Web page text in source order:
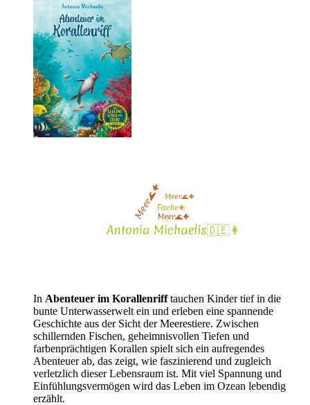
In Abenteuer im Korallenrifftauchen Kinder tief in die
bunte Unterwasserwelt ein und erleben eine spannende
Geschichte aus der Sicht der Meerestiere. Zwischen
schillernden Fischen, geheimnisvollen Tiefen und
farbenprächtigen Korallen spielt sich ein aufregendes
Abenteuer ab, das zeigt, wie faszinierend und zugleich
verletzlich dieser Lebensraum ist. Mit viel Spannung und
Einfühlungsvermögen wird das Leben im Ozean lebendig
erzählt.